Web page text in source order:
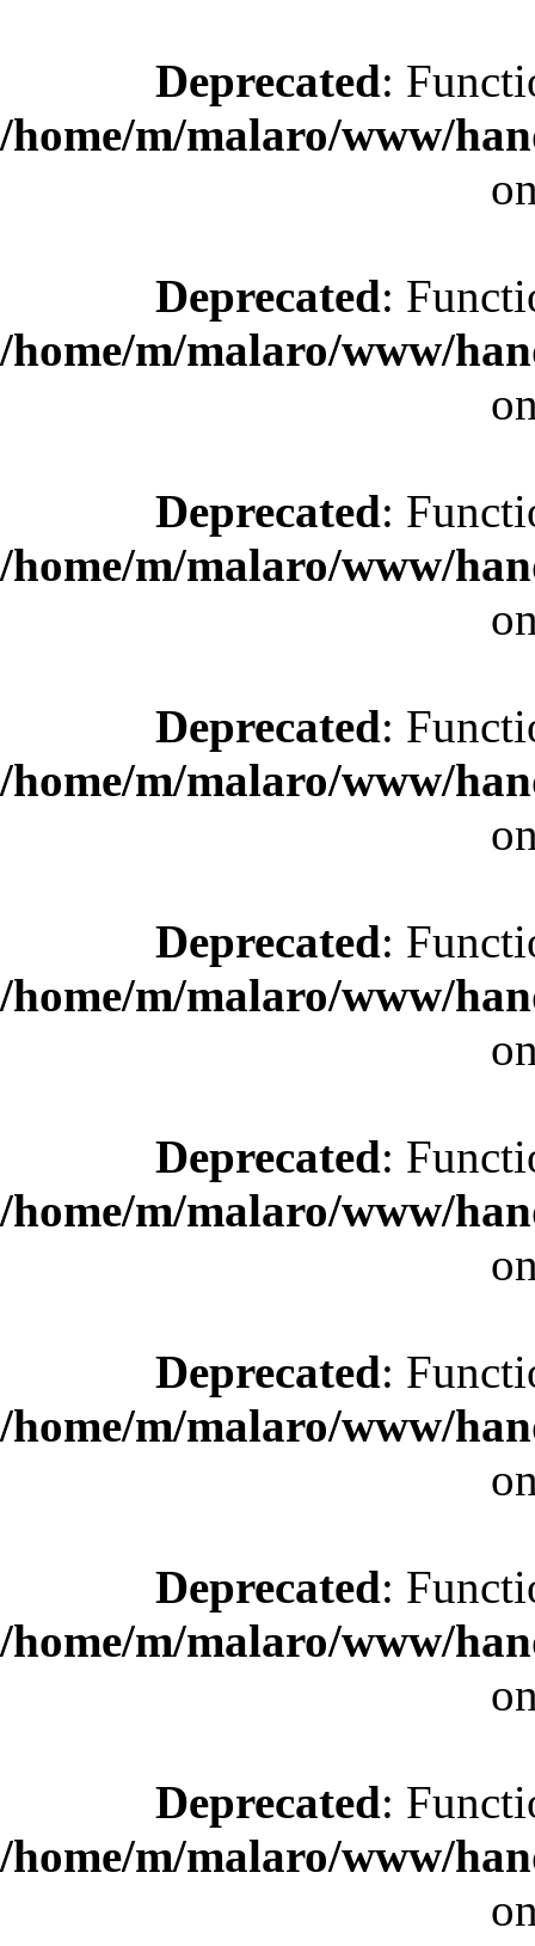
Deprecated:
/home/m/malaro/www/
Deprecated:
/home/m/malaro/www/
Deprecated:
/home/m/malaro/www/
Deprecated:
/home/m/malaro/www/
Deprecated:
/home/m/malaro/www/
Deprecated:
/home/m/malaro/www/
Deprecated:
/home/m/malaro/www/
Deprecated:
/home/m/malaro/www/
Deprecated:
/home/m/malaro/www/